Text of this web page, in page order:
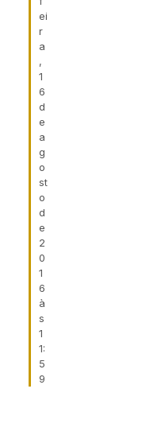
ei
r
a
,
1
6
d
e
a
g
o
st
o
d
e
2
0
1
6
à
s
1
1:
5
9